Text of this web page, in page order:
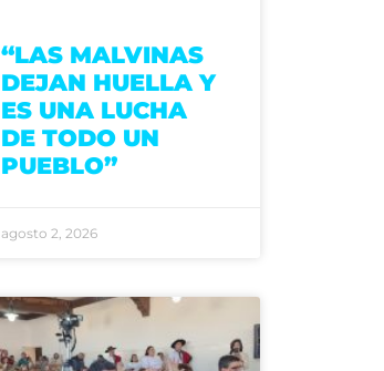
“LAS MALVINAS
DEJAN HUELLA Y
ES UNA LUCHA
DE TODO UN
PUEBLO”
agosto 2, 2026